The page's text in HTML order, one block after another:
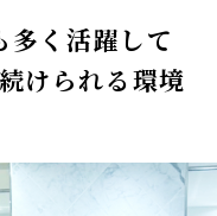
多く活躍して
けられる環境